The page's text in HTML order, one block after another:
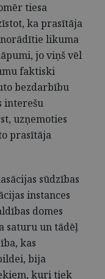
tiesa
ka prasītāja
likuma
jo viņš vēl
faktiski
bezdarbību
interešu
uzņemoties
prasītāja
sūdzības
instances
domes
saturu un tādēļ
kas
bija
kuri tiek